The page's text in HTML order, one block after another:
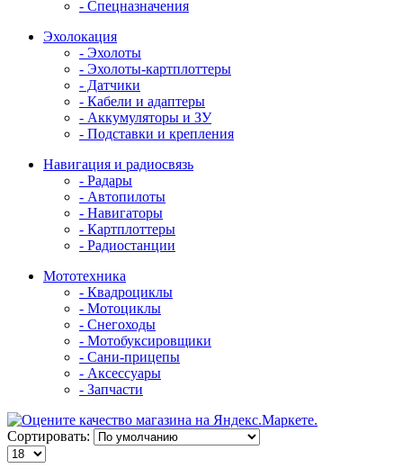
- Спецназначения
Эхолокация
- Эхолоты
- Эхолоты-картплоттеры
- Датчики
- Кабели и адаптеры
- Аккумуляторы и ЗУ
- Подставки и крепления
Навигация и радиосвязь
- Радары
- Автопилоты
- Навигаторы
- Картплоттеры
- Радиостанции
Мототехника
- Квадроциклы
- Мотоциклы
- Снегоходы
- Мотобуксировщики
- Сани-прицепы
- Аксессуары
- Запчасти
Сортировать: